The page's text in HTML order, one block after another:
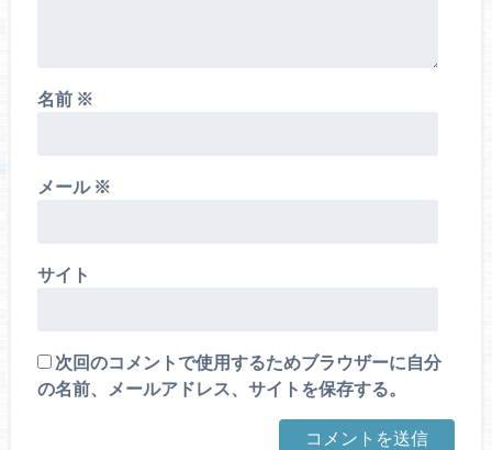
名前 ※
メール ※
サイト
次回のコメントで使用するためブラウザーに自分
の名前、メールアドレス、サイトを保存する。